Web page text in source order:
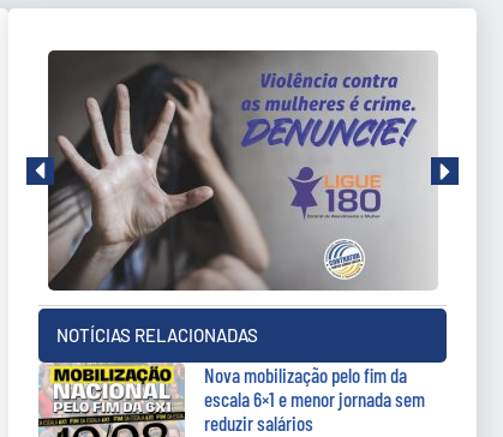
NOTÍCIAS RELACIONADAS
Nova mobilização pelo fim da
escala 6×1 e menor jornada sem
reduzir salários